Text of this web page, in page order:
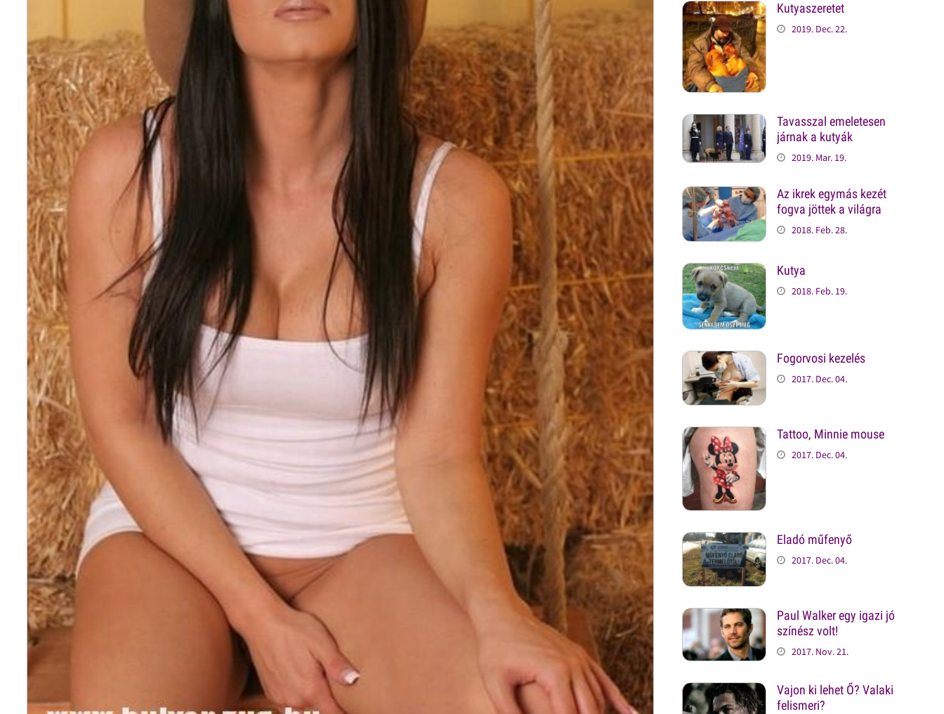
Kutyaszeretet
2019. Dec. 22.
Tavasszal emeletesen
járnak a kutyák
2019. Mar. 19.
Az ikrek egymás kezét
fogva jöttek a világra
2018. Feb. 28.
Kutya
2018. Feb. 19.
Fogorvosi kezelés
2017. Dec. 04.
Tattoo, Minnie mouse
2017. Dec. 04.
Eladó műfenyő
2017. Dec. 04.
Paul Walker egy igazi jó
színész volt!
2017. Nov. 21.
Vajon ki lehet Ő? Valaki
felismeri?